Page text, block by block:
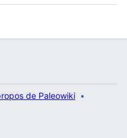
de Paleowiki